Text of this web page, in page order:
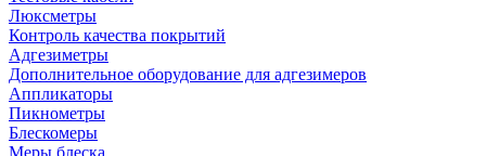
Люксметры
Контроль качества покрытий
Адгезиметры
Дополнительное оборудование для адгезимеров
Аппликаторы
Пикнометры
Блескомеры
Меры блеска